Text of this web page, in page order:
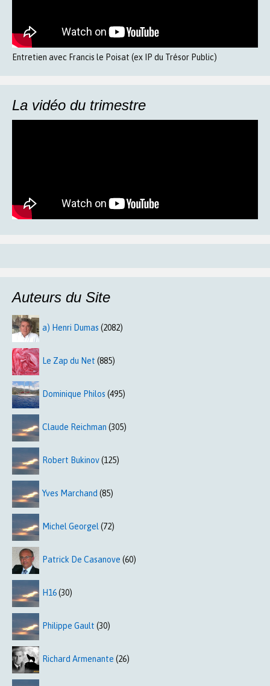
Entretien avec Francis le Poisat (ex IP du Trésor Public)
La vidéo du trimestre
Auteurs du Site
a) Henri Dumas (2082)
Le Zap du Net (885)
Dominique Philos (495)
Claude Reichman (305)
Robert Bukinov(125)
Yves Marchand (85)
Michel Georgel (72)
Patrick De Casanove (60)
H16(30)
Philippe Gault (30)
Richard Armenante (26)